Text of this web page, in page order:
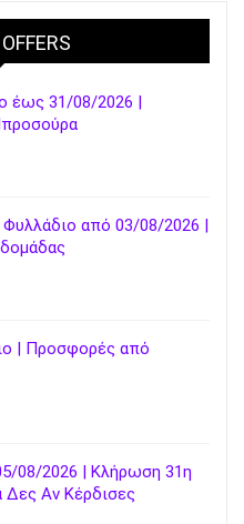
έως 31/08/2026 |
από 03/08/2026 |
| Προσφορές από
08/2026 | Κλήρωση 31η
Αν Κέρδισες